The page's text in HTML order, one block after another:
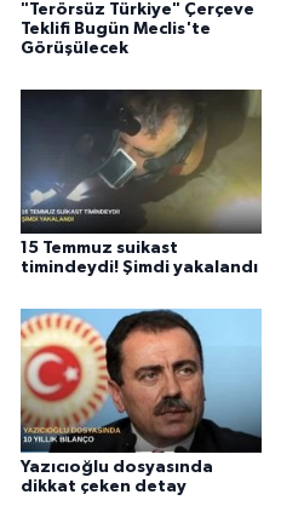
"Terörsüz Türkiye" Çerçeve
Teklifi Bugün Meclis'te
Görüşülecek
15 Temmuz suikast
timindeydi! Şimdi yakalandı
Yazıcıoğlu dosyasında
dikkat çeken detay